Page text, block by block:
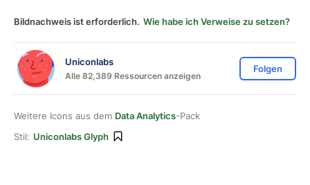
Bildnachweis ist erforderlich. Wie habe ich Verweise zu setzen?
Uniconlabs
Alle 82,389 Ressourcen anzeigen
Folgen
Weitere Icons aus dem Data Analytics-Pack
Stil: Uniconlabs Glyph